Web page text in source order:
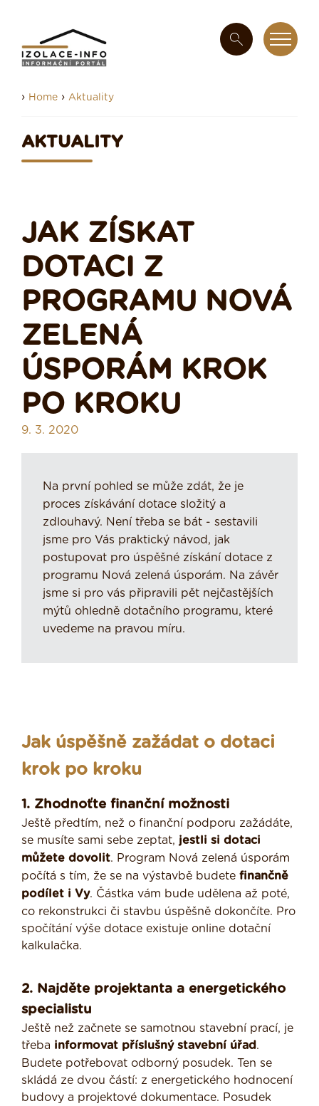
› Home › Aktuality
AKTUALITY
JAK ZÍSKAT
DOTACI Z
PROGRAMU NOVÁ
ZELENÁ
ÚSPORÁM KROK
PO KROKU
9. 3. 2020
Na první pohled se může zdát, že je
proces získávání dotace složitý a
zdlouhavý. Není třeba se bát - sestavili
jsme pro Vás praktický návod, jak
postupovat pro úspěšné získání dotace z
programu Nová zelená úsporám. Na závěr
jsme si pro vás připravili pět nejčastějších
mýtů ohledně dotačního programu, které
uvedeme na pravou míru.
Jak úspěšně zažádat o dotaci
krok po kroku
1. Zhodnoťte finanční možnosti
Ještě předtím, než o finanční podporu zažádáte,
se musíte sami sebe zeptat, jestli si dotaci
můžete dovolit. Program Nová zelená úsporám
počítá s tím, že se na výstavbě budete finančně
podílet i Vy. Částka vám bude udělena až poté,
co rekonstrukci či stavbu úspěšně dokončíte. Pro
spočítání výše dotace existuje online dotační
kalkulačka.
2. Najděte projektanta a energetického
specialistu
Ještě než začnete se samotnou stavební prací, je
třeba informovat příslušný stavební úřad.
Budete potřebovat odborný posudek. Ten se
skládá ze dvou částí: z energetického hodnocení
budovy a projektové dokumentace. Posudek